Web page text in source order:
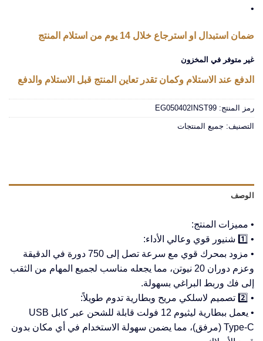
•
ضمان استبدال او استرجاع خلال 14 يوم من استلام المنتج
غير متوفر في المخزون
الدفع عند الاستلام وكمان تقدر تعاين المنتج قبل الاستلام والدفع
رمز المنتج: EG050402INST99
التصنيف: جميع المنتجات
الوصف
• مميزات المنتج:
• 1️⃣ شنيور قوي وعالي الأداء:
• مزود بمحرك قوي مع سرعة تصل إلى 750 دورة في الدقيقة
وعزم دوران 20 نيوتن، مما يجعله مناسب لجميع المهام من الثقب
إلى فك وربط البراغي بسهولة.
• 2️⃣ تصميم لاسلكي مريح وبطارية تدوم طويلاً:
• يعمل ببطارية ليثيوم 12 فولت قابلة للشحن عبر كابل USB
Type-C (مرفق)، مما يضمن سهولة الاستخدام في أي مكان بدون